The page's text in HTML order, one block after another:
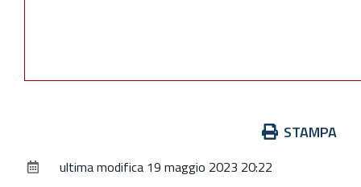
documento
STAMPA
ultima modifica 19 maggio 2023 20:22